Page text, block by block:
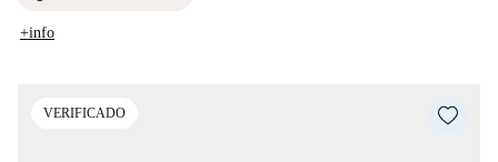
+info
VERIFICADO